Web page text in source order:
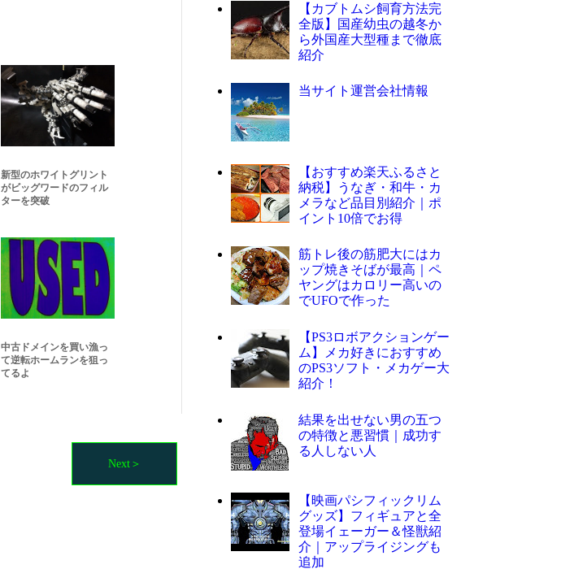
新型のホワイトグリント
がビッグワードのフィル
ターを突破
中古ドメインを買い漁っ
て逆転ホームランを狙っ
てるよ
Next＞
【カブトムシ飼育方法完
全版】国産幼虫の越冬か
ら外国産大型種まで徹底
紹介
当サイト運営会社情報
【おすすめ楽天ふるさと
納税】うなぎ・和牛・カ
メラなど品目別紹介｜ポ
イント10倍でお得
筋トレ後の筋肥大にはカ
ップ焼きそばが最高｜ペ
ヤングはカロリー高いの
でUFOで作った
【PS3ロボアクションゲー
ム】メカ好きにおすすめ
のPS3ソフト・メカゲー大
紹介！
結果を出せない男の五つ
の特徴と悪習慣｜成功す
る人しない人
【映画パシフィックリム
グッズ】フィギュアと全
登場イェーガー＆怪獣紹
介｜アップライジングも
追加